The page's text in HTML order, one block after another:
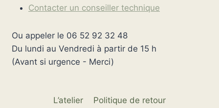
Contacter un conseiller technique
Ou appeler le 06 52 92 32 48
Du lundi au Vendredi à partir de 15 h
(Avant si urgence - Merci)
L’atelier
Politique de retour